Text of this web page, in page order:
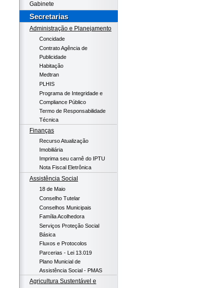
Gabinete
Secretarias
Administração e Planejamento
Concidade
Contrato Agência de
Publicidade
Habitação
Medtran
PLHIS
Programa de Integridade e
Compliance Público
Termo de Responsabilidade
Técnica
Finanças
Recurso Atualização
Imobiliária
Imprima seu carnê do IPTU
Nota Fiscal Eletrônica
Assistência Social
18 de Maio
Conselho Tutelar
Conselhos Municipais
Família Acolhedora
Serviços Proteção Social
Básica
Fluxos e Protocolos
Parcerias - Lei 13.019
Plano Municial de
Assistência Social - PMAS
Agricultura Sustentável e